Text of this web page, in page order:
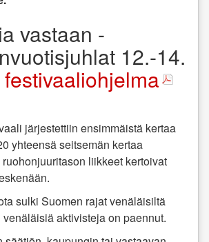
vastaan -
12.-14.
festivaaliohjelma
järjestettiin ensimmäistä kertaa
yhteensä seitsemän kertaa
liikkeet kertoivat
sulki Suomen rajat venäläisiltä
aktivisteja on paennut.